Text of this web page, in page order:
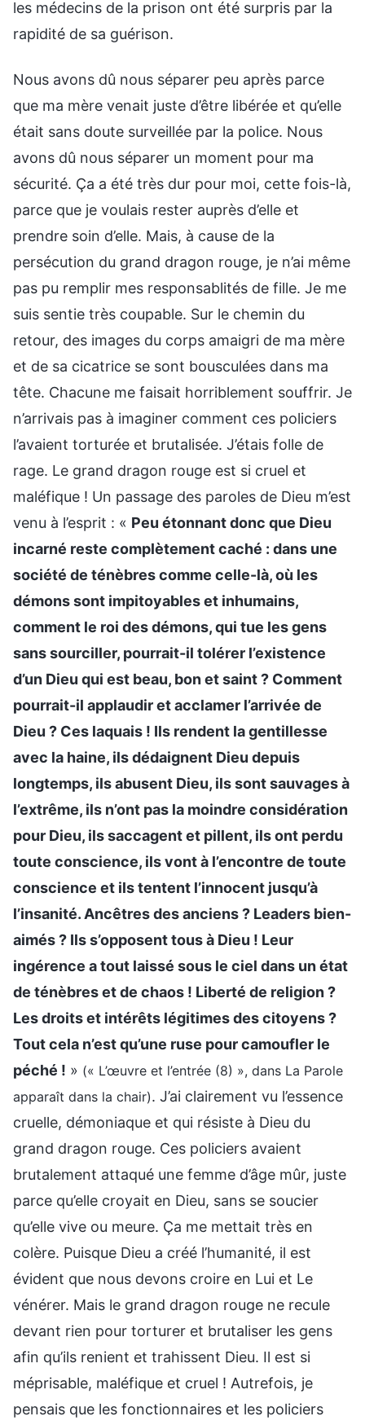
les médecins de la prison ont été surpris par la
rapidité de sa guérison.
Nous avons dû nous séparer peu après parce
que ma mère venait juste d’être libérée et qu’elle
était sans doute surveillée par la police. Nous
avons dû nous séparer un moment pour ma
sécurité. Ҫa a été très dur pour moi, cette fois-là,
parce que je voulais rester auprès d’elle et
prendre soin d’elle. Mais, à cause de la
persécution du grand dragon rouge, je n’ai même
pas pu remplir mes responsablités de fille. Je me
suis sentie très coupable. Sur le chemin du
retour, des images du corps amaigri de ma mère
et de sa cicatrice se sont bousculées dans ma
tête. Chacune me faisait horriblement souffrir. Je
n’arrivais pas à imaginer comment ces policiers
l’avaient torturée et brutalisée. J’étais folle de
rage. Le grand dragon rouge est si cruel et
maléfique ! Un passage des paroles de Dieu m’est
venu à l’esprit : « Peu étonnant donc que Dieu
incarné reste complètement caché : dans une
société de ténèbres comme celle-là, où les
démons sont impitoyables et inhumains,
comment le roi des démons, qui tue les gens
sans sourciller, pourrait-il tolérer l’existence
d’un Dieu qui est beau, bon et saint ? Comment
pourrait-il applaudir et acclamer l’arrivée de
Dieu ? Ces laquais ! Ils rendent la gentillesse
avec la haine, ils dédaignent Dieu depuis
longtemps, ils abusent Dieu, ils sont sauvages à
l’extrême, ils n’ont pas la moindre considération
pour Dieu, ils saccagent et pillent, ils ont perdu
toute conscience, ils vont à l’encontre de toute
conscience et ils tentent l’innocent jusqu’à
l’insanité. Ancêtres des anciens ? Leaders bien-
aimés ? Ils s’opposent tous à Dieu ! Leur
ingérence a tout laissé sous le ciel dans un état
de ténèbres et de chaos ! Liberté de religion ?
Les droits et intérêts légitimes des citoyens ?
Tout cela n’est qu’une ruse pour camoufler le
péché ! » (« L’œuvre et l’entrée (8) », dans La Parole
apparaît dans la chair). J’ai clairement vu l’essence
cruelle, démoniaque et qui résiste à Dieu du
grand dragon rouge. Ces policiers avaient
brutalement attaqué une femme d’âge mûr, juste
parce qu’elle croyait en Dieu, sans se soucier
qu’elle vive ou meure. Ҫa me mettait très en
colère. Puisque Dieu a créé l’humanité, il est
évident que nous devons croire en Lui et Le
vénérer. Mais le grand dragon rouge ne recule
devant rien pour torturer et brutaliser les gens
afin qu’ils renient et trahissent Dieu. Il est si
méprisable, maléfique et cruel ! Autrefois, je
pensais que les fonctionnaires et les policiers